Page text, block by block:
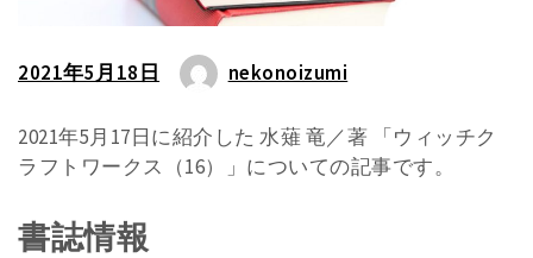
2021年5月18日 nekonoizumi
2021年5月17日に紹介した 水薙 竜／著 「ウィッチク
ラフトワークス（16）」についての記事です。
書誌情報